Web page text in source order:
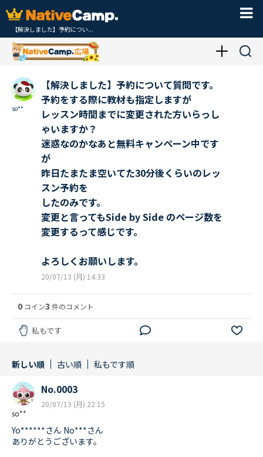
【解決しました】予約につい...
so**
【解決しました】予約について質問です。
予約をする際に教材も指定しますが
レッスン時間までに変更された方いらっし
ゃいますか？
迷惑なのかなあと無料キャンペーン中です
が
昨日たまたま空いてた30分後くらいのレッ
スン予約を
したのみです。
変更と言ってもSide by Side のページ数を
変更するって感じです。
よろしくお願いします。
20/07/13 (月) 14:33
0 コイン3 件のコメント
私もです
新しい順 古い順 私もです順
so**
No.0003
20/07/13 (月) 22:15
Yo******さん No***さん
ありがとうございます。